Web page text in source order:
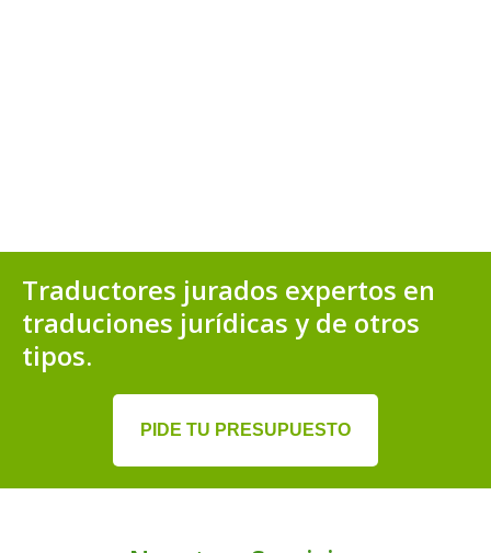
Traductores jurados expertos en
traduciones jurídicas y de otros
tipos.
PIDE TU PRESUPUESTO